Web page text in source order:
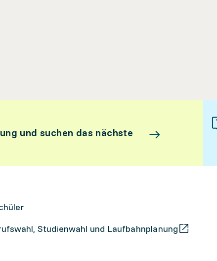
und suchen das nächste
Studienwahl und Laufbahnplanung